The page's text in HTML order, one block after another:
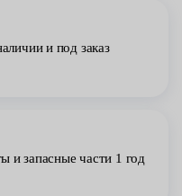
и под заказ
и запасные части 1 год